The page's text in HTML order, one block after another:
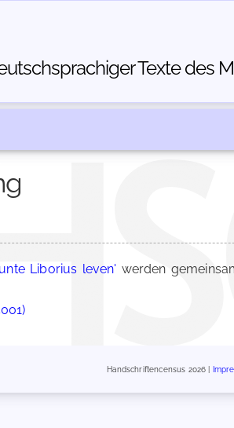
Texte des
Liborius leven' werden
Handschriftencensus 2026 |